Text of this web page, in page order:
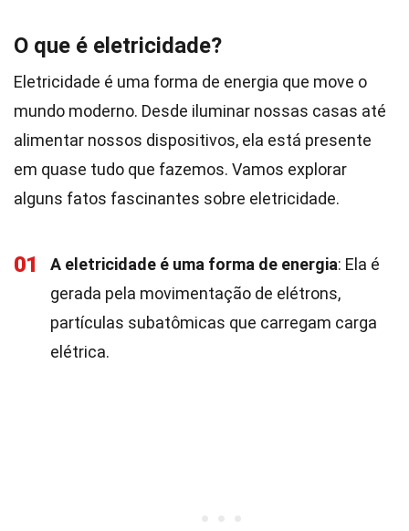
O que é eletricidade?
Eletricidade é uma forma de energia que move o
mundo moderno. Desde iluminar nossas casas até
alimentar nossos dispositivos, ela está presente
em quase tudo que fazemos. Vamos explorar
alguns fatos fascinantes sobre eletricidade.
01 A eletricidade é uma forma de energia: Ela é
gerada pela movimentação de elétrons,
partículas subatômicas que carregam carga
elétrica.